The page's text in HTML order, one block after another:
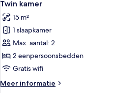
foto's
voor
Twin
kamer
laden
Twin kamer
15 m²
1 slaapkamer
Max. aantal: 2
2 eenpersoonsbedden
Gratis wifi
Meer informatie
Meer